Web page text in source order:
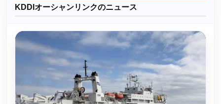
KDDIオーシャンリンクのニュース